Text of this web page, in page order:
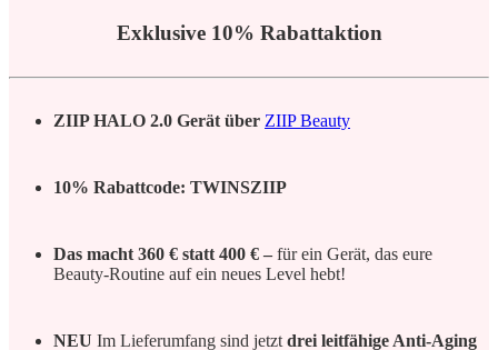
Exklusive 10% Rabattaktion
ZIIP HALO 2.0 Gerät über ZIIP Beauty
10% Rabattcode: TWINSZIIP
Das macht 360 € statt 400 € – für ein Gerät, das eure
Beauty-Routine auf ein neues Level hebt!
NEU Im Lieferumfang sind jetzt drei leitfähige Anti-Aging